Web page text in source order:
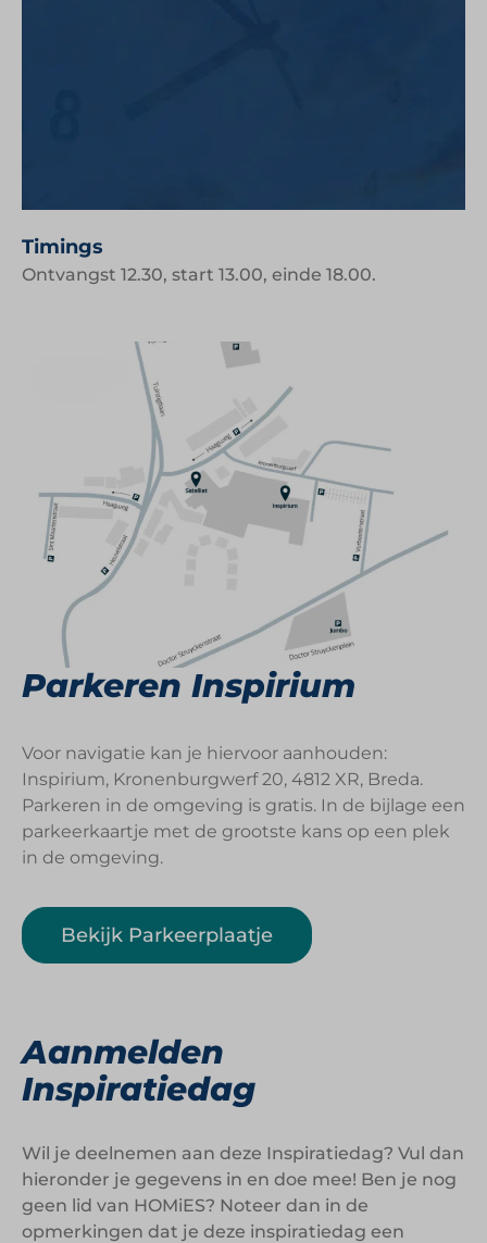
Timings
Ontvangst 12.30, start 13.00, einde 18.00.
Parkeren Inspirium
Voor navigatie kan je hiervoor aanhouden:
Inspirium, Kronenburgwerf 20, 4812 XR, Breda.
Parkeren in de omgeving is gratis. In de bijlage een
parkeerkaartje met de grootste kans op een plek
in de omgeving.
Bekijk Parkeerplaatje
Aanmelden
Inspiratiedag
Wil je deelnemen aan deze Inspiratiedag? Vul dan
hieronder je gegevens in en doe mee! Ben je nog
geen lid van HOMiES? Noteer dan in de
opmerkingen dat je deze inspiratiedag een